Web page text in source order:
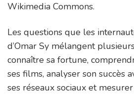
Wikimedia Commons.
Les questions que les
d’Omar Sy mélangent
connaître sa fortune,
ses films, analyser son succès
ses réseaux sociaux et